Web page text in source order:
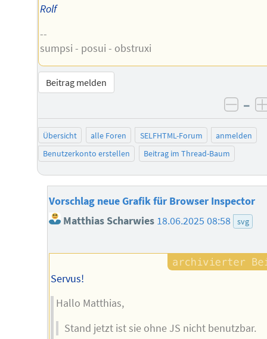
Rolf
--
sumpsi - posui - obstruxi
Beitrag melden
–
Übersicht alle Foren SELFHTML-Forum
anmelden
Benutzerkonto erstellen
Beitrag im Thread-Baum
Vorschlag neue Grafik für Browser Inspector
Matthias Scharwies 18.06.2025 08:58 svg
Servus!
Hallo Matthias,
Stand jetzt ist sie ohne JS nicht benutzbar.